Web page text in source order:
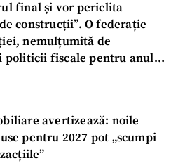
final și vor periclita
construcții”. O federație
nemulțumită de
politicii fiscale pentru anul
avertizează: noile
pentru 2027 pot „scumpi